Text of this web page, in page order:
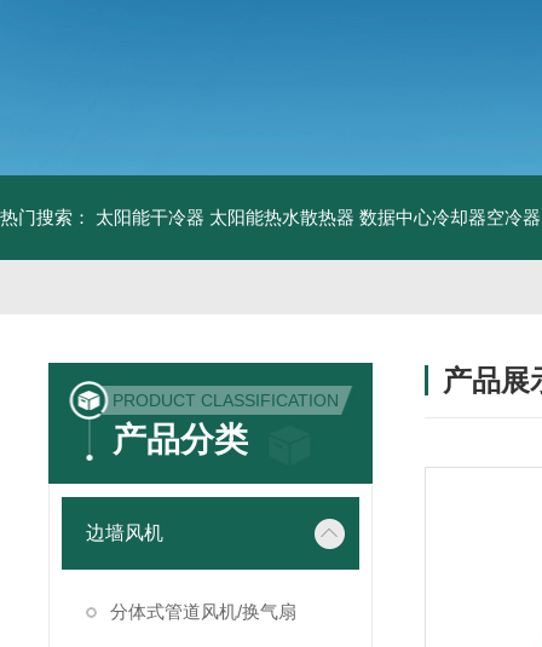
热门搜索： 太阳能干冷器 太阳能热水散热器 数据中心冷却器空冷器
PRODUCT CLASSIFICATION
产品分类
边墙风机
分体式管道风机/换气扇
产品展